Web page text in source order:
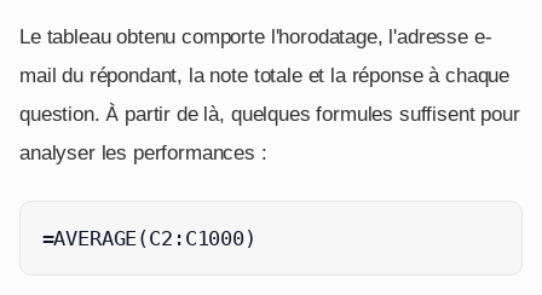
Le tableau obtenu comporte l'horodatage, l'adresse e-
mail du répondant, la note totale et la réponse à chaque
question. À partir de là, quelques formules suffisent pour
analyser les performances :
=AVERAGE(C2:C1000)